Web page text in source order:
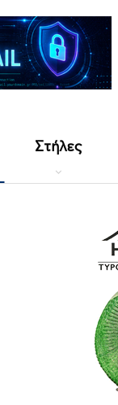
Στήλες